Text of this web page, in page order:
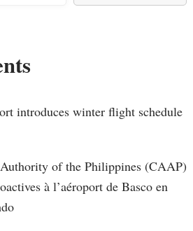
introduces winter flight schedule
of the Philippines (CAAP)
à l’aéroport de Basco en